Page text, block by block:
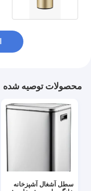
محصولات توصیه شده
سطل آشغال آشپزخانه